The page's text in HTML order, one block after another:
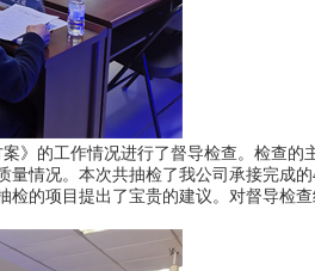
》的工作情况进行了督导检查。检查的
情况。本次共抽检了我公司承接完成
的项目提出了宝贵的建议。对督导检